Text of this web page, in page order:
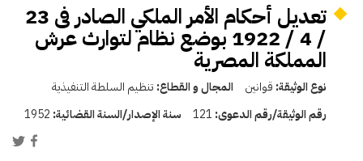
تعديل أحكام الأمر الملكي الصادر فى 23
/ 4 / 1922 بوضع نظام لتوارث عرش
المملكة المصرية
نوع الوثيقة: قوانين المجال و القطاع: تنظيم السلطة التنفيذية
رقم الوثيقة/رقم الدعوى: 121 سنة الإصدار/السنة القضائية: 1952